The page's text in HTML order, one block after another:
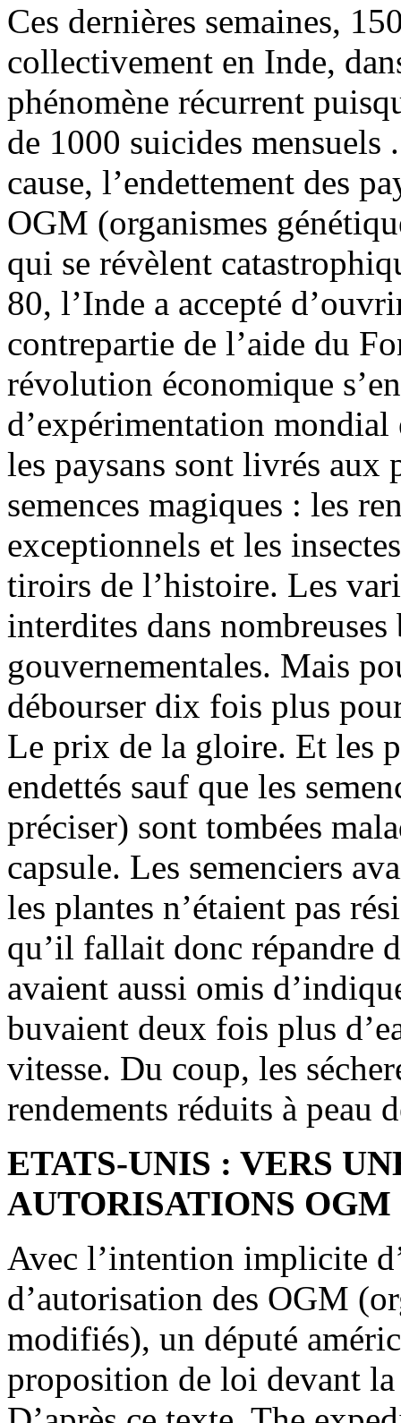
Ces dernières semaines,
collectivement en Inde,
phénomène récurrent
de 1000 suicides mensuels
cause, l’endettement des
OGM (organismes
qui se révèlent
80, l’Inde a accepté
contrepartie de l’aide du
révolution économique
d’expérimentation
les paysans sont livrés aux
semences magiques : les
exceptionnels et les
tiroirs de l’histoire. Les
interdites dans nombreuses
gouvernementales. Mais
débourser dix fois plus
Le prix de la gloire. Et les
endettés sauf que les
préciser) sont tombées
capsule. Les semenciers
les plantes n’étaient pas
qu’il fallait donc répandre
avaient aussi omis
buvaient deux fois plus
vitesse. Du coup, les
rendements réduits à peau
ETATS-UNIS : VERS
AUTORISATIONS OGM
Avec l’intention implicite
d’autorisation des OGM
modifiés), un député
proposition de loi devant la